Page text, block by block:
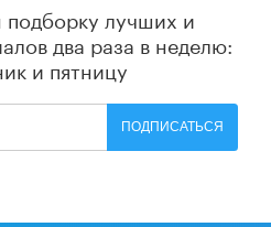
лучших и
два раза в неделю:
и пятницу
ПОДПИСАТЬСЯ